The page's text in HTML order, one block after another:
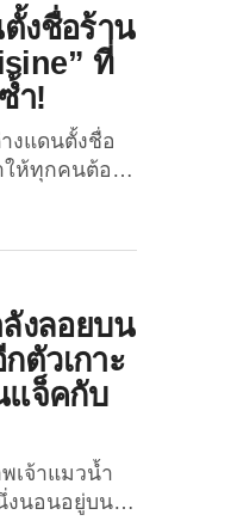
สำหรับผลงาน
ซึ่งแต่ละแบบ
ตร์ แต่
เต็ม ทั้งรูป
ระจำตัวของ
งชื่อร้าน
ที่
ำ!
งแดนตั้งชื่อ
ให้ทุกคนต้อง
แดนนั้นยากยิ่ง
ำงานภายใน
ละเสิร์ฟ
คุณลูกค้าที่หิว
วามเป็นไทย
ร้านของเรา
แต่ดูเหมือน
ร้านอาหาร
ทิคัต ประเทศ
นนี้ได้จำง่าย
งลอยบน
ตัวเกาะ
แจ็คกับ
เจ้าแมวน้ำ
งนอนอยู่บน